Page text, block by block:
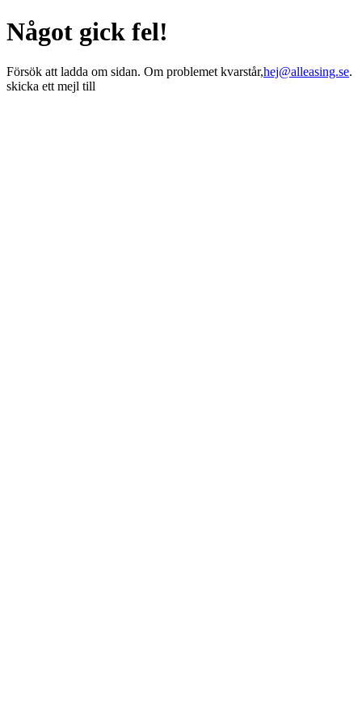
Något gick fel!
Försök att ladda om sidan. Om problemet kvarstår,hej@alleasing.se.
skicka ett mejl till